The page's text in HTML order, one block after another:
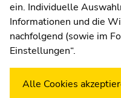
WetterstationUni
ein. Individuelle
Informationen und die
nachfolgend (sowie im
Einstellungen“.
Alle Cookies